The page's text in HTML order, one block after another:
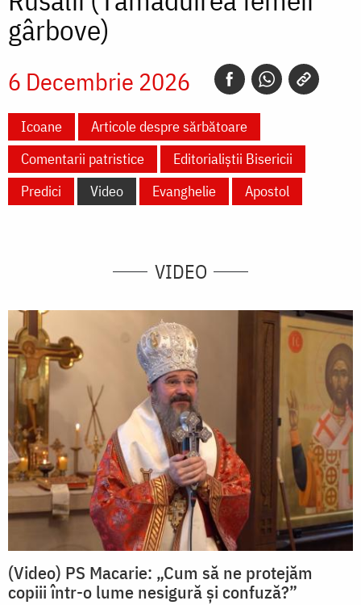
gârbove)
6 Decembrie 2026
Icoane
Articole despre sărbătoare
Comentarii patristice
Editorialiștii Bisericii
Predici
Video Evanghelie Apostol
VIDEO
(Video) PS Macarie: „Cum să ne protejăm
copiii într-o lume nesigură și confuză?”